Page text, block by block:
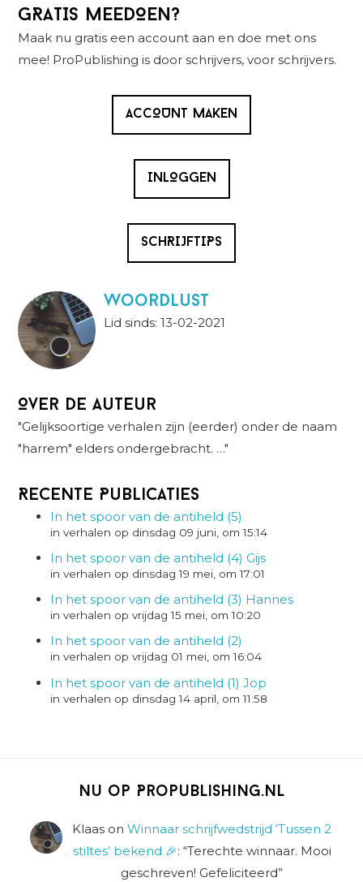
Primaire
Sidebar
GRATIS MEEDOEN?
Maak nu gratis een account aan en doe met ons
mee! ProPublishing is door schrijvers, voor schrijvers.
ACCOUNT MAKEN
INLOGGEN
SCHRIJFTIPS
Woordlust
Lid sinds: 13-02-2021
Over de auteur
"Gelijksoortige verhalen zijn (eerder) onder de naam
"harrem" elders ondergebracht. …"
Recente Publicaties
In het spoor van de antiheld (5)
in verhalen op dinsdag 09 juni, om 15:14
In het spoor van de antiheld (4) Gijs
in verhalen op dinsdag 19 mei, om 17:01
In het spoor van de antiheld (3) Hannes
in verhalen op vrijdag 15 mei, om 10:20
In het spoor van de antiheld (2)
in verhalen op vrijdag 01 mei, om 16:04
In het spoor van de antiheld (1) Jop
in verhalen op dinsdag 14 april, om 11:58
Nu op Propublishing.nl
Klaas on Winnaar schrijfwedstrijd ‘Tussen 2
stiltes’ bekend 🎉: “Terechte winnaar. Mooi
geschreven! Gefeliciteerd”